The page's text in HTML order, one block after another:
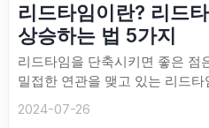
리드타임이란? 리드
상승하는 법 5가지
리드타임을 단축시키면 좋은 점
밀접한 연관을 맺고 있는 리드
2024-07-26